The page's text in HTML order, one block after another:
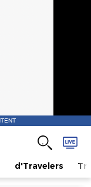
d'Travelers